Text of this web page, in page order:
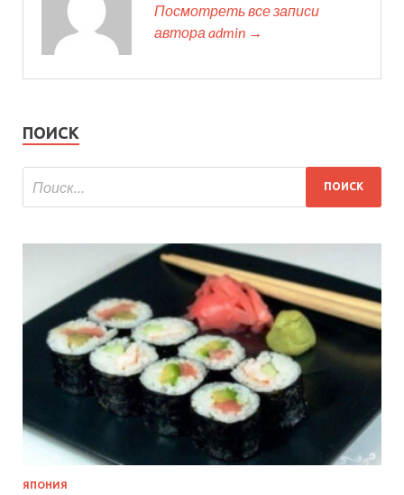
Посмотреть все записи
автора admin →
ПОИСК
ЯПОНИЯ